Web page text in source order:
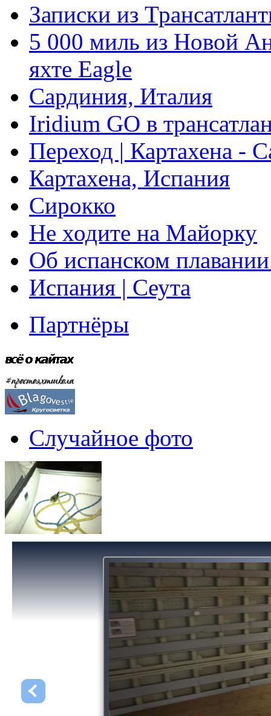
Записки из
5 000 миль из Новой
яхте Eagle
Сардиния, Италия
Iridium GO в
Переход | Картахена -
Картахена, Испания
Сирокко
Не ходите на Майорку
Об испанском
Испания | Сеута
Партнёры
Случайное фото